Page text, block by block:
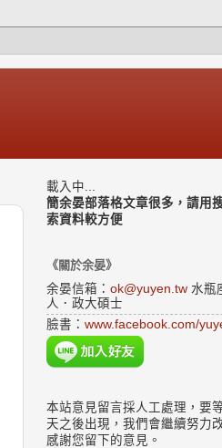
載入中...
簡余晏部落格文章很多，請用
索資料較方便
《關於余晏》
余晏信箱： ok@yuyen.tw 水瓶
人．政大碩士
臉書： www.facebook.com/
本站意見留言採人工處理，要
天之後出現，我們會繼續努力
感謝您留下的意見。